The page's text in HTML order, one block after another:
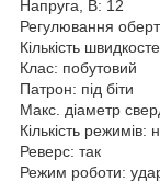
Напруга, В: 12
Регулювання
Кількість
Клас: побутовий
Патрон: під біти
Макс. діаметр
Кількість
Реверс: так
Режим роботи: